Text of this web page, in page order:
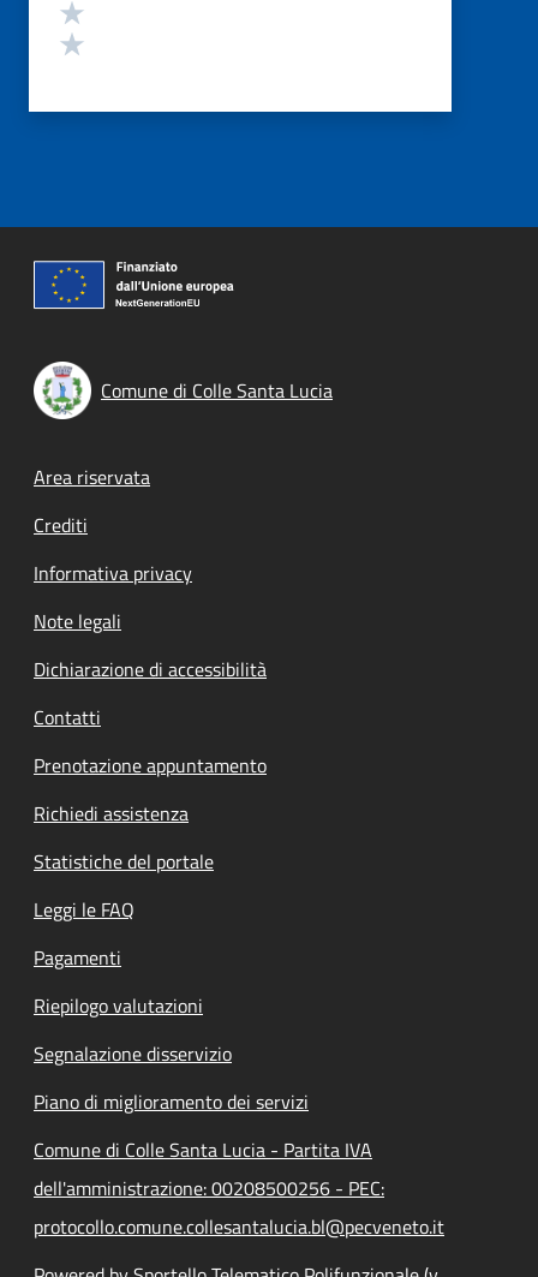
Comune di Colle Santa Lucia
Footer menu
Area riservata
Crediti
Informativa privacy
Note legali
Dichiarazione di accessibilità
Contatti
Prenotazione appuntamento
Richiedi assistenza
Statistiche del portale
Leggi le FAQ
Pagamenti
Riepilogo valutazioni
Segnalazione disservizio
Piano di miglioramento dei servizi
Comune di Colle Santa Lucia - Partita IVA
dell'amministrazione: 00208500256 - PEC:
protocollo.comune.collesantalucia.bl@pecveneto.it